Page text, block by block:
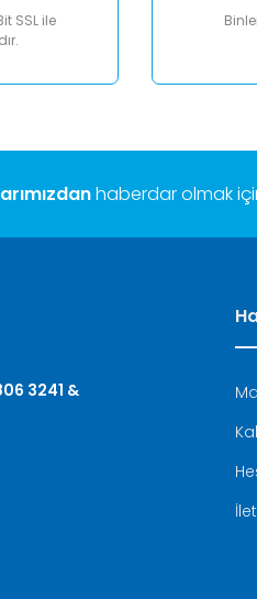
SSL ile
haberdar olmak
3241 &